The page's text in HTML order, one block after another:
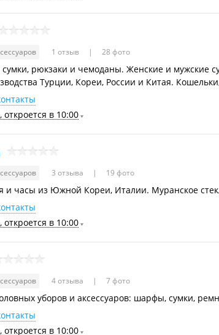
1 отзыв 28 фото
рюкзаки и чемоданы. Женские и мужские
Турции, Кореи, России и Китая.
откроется в 10:00
3 отзыва 19 фото
и часы из Южной Кореи, Италии. Муранское
откроется в 10:00
4 отзыва 7 фото
уборов и аксессуаров: шарфы, сумки,
откроется в 10:00